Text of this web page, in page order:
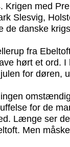
Krigen med
Slesvig,
danske
fra
hørt et ord.
for døren,
for de
Længe ser
Men